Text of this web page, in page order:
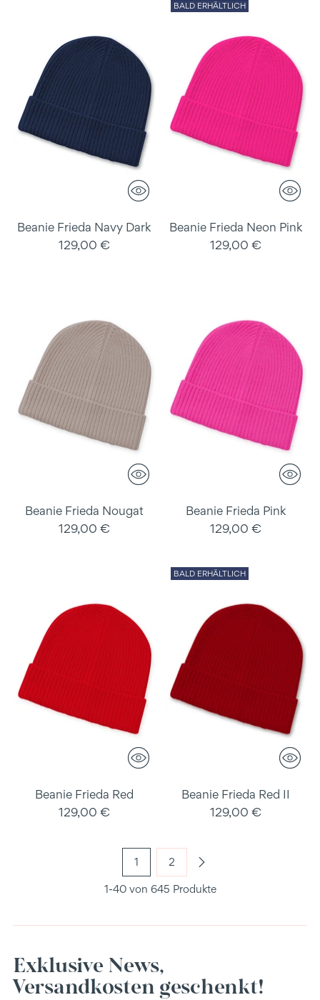
Beanie Frieda Navy Dark
129,00 €
BALD ERHÄLTLICH
Beanie Frieda Neon Pink
129,00 €
Beanie Frieda Nougat
129,00 €
Beanie Frieda Pink
129,00 €
Beanie Frieda Red
129,00 €
BALD ERHÄLTLICH
Beanie Frieda Red II
129,00 €
1
2
1-40 von 645 Produkte
Exklusive News,
Versandkosten geschenkt!